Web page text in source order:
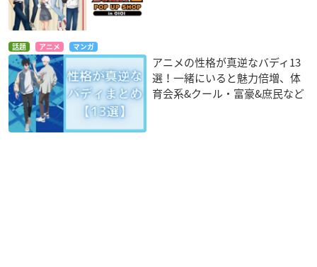
話題 アニメ マンガ
アニメの性格が真逆なバディ13
選！一緒にいると魅力倍増、体
育会系&クール・富豪&庶民など